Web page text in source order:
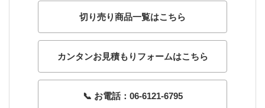
切り売り商品一覧はこちら
カンタンお見積もりフォームはこちら
📞 お電話：06-6121-6795